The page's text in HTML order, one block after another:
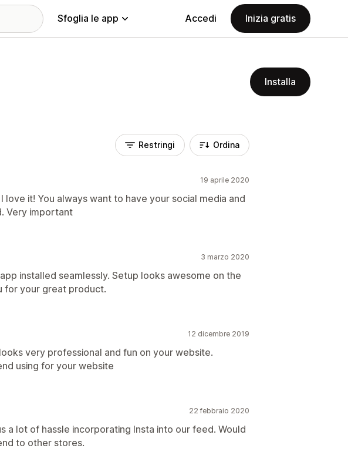
Sfoglia le app Accedi Inizia gratis
Installa
Restringi Ordina
19 aprile 2020
love it! You always want to have your social media and
Very important
3 marzo 2020
installed seamlessly. Setup looks awesome on the
for your great product.
12 dicembre 2019
very professional and fun on your website.
using for your website
22 febbraio 2020
a lot of hassle incorporating Insta into our feed. Would
to other stores.